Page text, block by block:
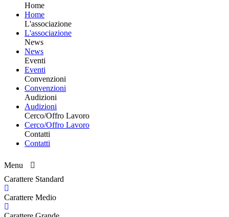
Home
Home
L'associazione
L'associazione
News
News
Eventi
Eventi
Convenzioni
Convenzioni
Audizioni
Audizioni
Cerco/Offro Lavoro
Cerco/Offro Lavoro
Contatti
Contatti
Menu
Carattere Standard
Carattere Medio